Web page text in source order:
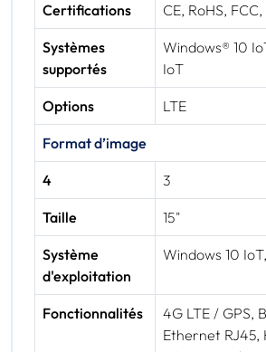
Certifications CE, RoHS, FCC,
Systèmes
supportés
Windows® 10
IoT
Options LTE
Format d’image
4 3
Taille 15"
Système
d'exploitation
Windows 10
Fonctionnalités
4G LTE / GPS,
Ethernet RJ45,